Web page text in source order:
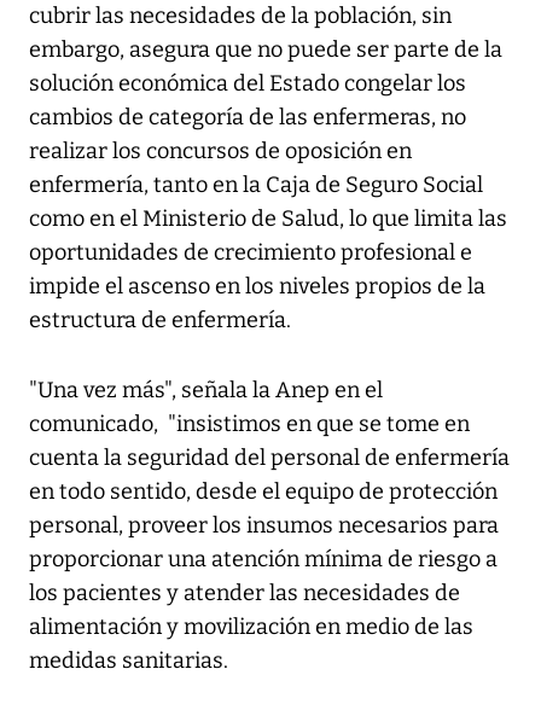
cubrir las necesidades de la población, sin
embargo, asegura que no puede ser parte de la
solución económica del Estado congelar los
cambios de categoría de las enfermeras, no
realizar los concursos de oposición en
enfermería, tanto en la Caja de Seguro Social
como en el Ministerio de Salud, lo que limita las
oportunidades de crecimiento profesional e
impide el ascenso en los niveles propios de la
estructura de enfermería.
"Una vez más", señala la Anep en el
comunicado, "insistimos en que se tome en
cuenta la seguridad del personal de enfermería
en todo sentido, desde el equipo de protección
personal, proveer los insumos necesarios para
proporcionar una atención mínima de riesgo a
los pacientes y atender las necesidades de
alimentación y movilización en medio de las
medidas sanitarias.